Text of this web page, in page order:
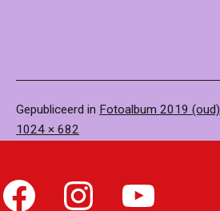
Gepubliceerd in Fotoalbum 2019 (oud)
Volledige
1024 × 682
Facebook Instagram